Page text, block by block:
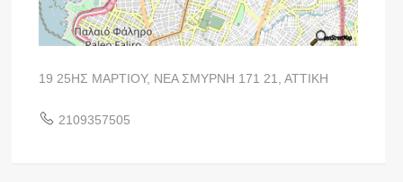
19 25ΗΣ ΜΑΡΤΙΟΥ, ΝΕΑ ΣΜΥΡΝΗ 171 21, ΑΤΤΙΚΗ
2109357505